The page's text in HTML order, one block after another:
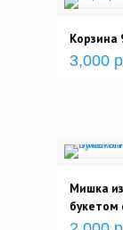
3,000
Мишка
букетом